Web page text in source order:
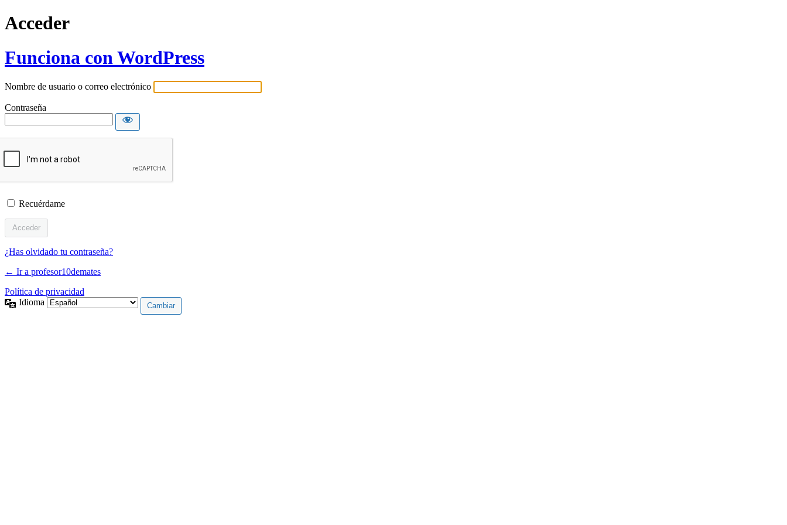
Acceder
Funciona con WordPress
Nombre de usuario o correo electrónico
Contraseña
Recuérdame
¿Has olvidado tu contraseña?
← Ir a profesor10demates
Política de privacidad
Idioma